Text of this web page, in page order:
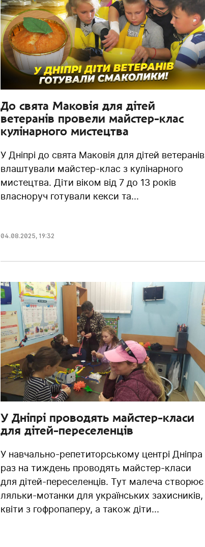
До свята Маковія для дітей
ветеранів провели майстер-клас
кулінарного мистецтва
У Дніпрі до свята Маковія для дітей ветеранів
влаштували майстер-клас з кулінарного
мистецтва. Діти віком від 7 до 13 років
власноруч готували кекси та...
04.08.2025, 19:32
У Дніпрі проводять майстер-класи
для дітей-переселенців
У навчально-репетиторському центрі Дніпра
раз на тиждень проводять майстер-класи
для дітей-переселенців. Тут малеча створює
ляльки-мотанки для українських захисників,
квіти з гофропаперу, а також діти...